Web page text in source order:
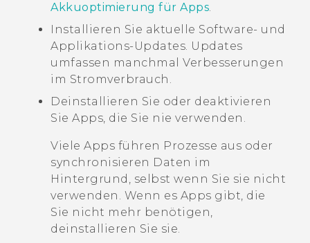
Akkuoptimierung für Apps
Installieren Sie aktuelle Software- und
Applikations-Updates. Updates
umfassen manchmal Verbesserungen
im Stromverbrauch.
Deinstallieren Sie oder deaktivieren
Sie Apps, die Sie nie verwenden.
Viele Apps führen Prozesse aus oder
synchronisieren Daten im
Hintergrund, selbst wenn Sie sie nicht
verwenden. Wenn es Apps gibt, die
Sie nicht mehr benötigen,
deinstallieren Sie sie.